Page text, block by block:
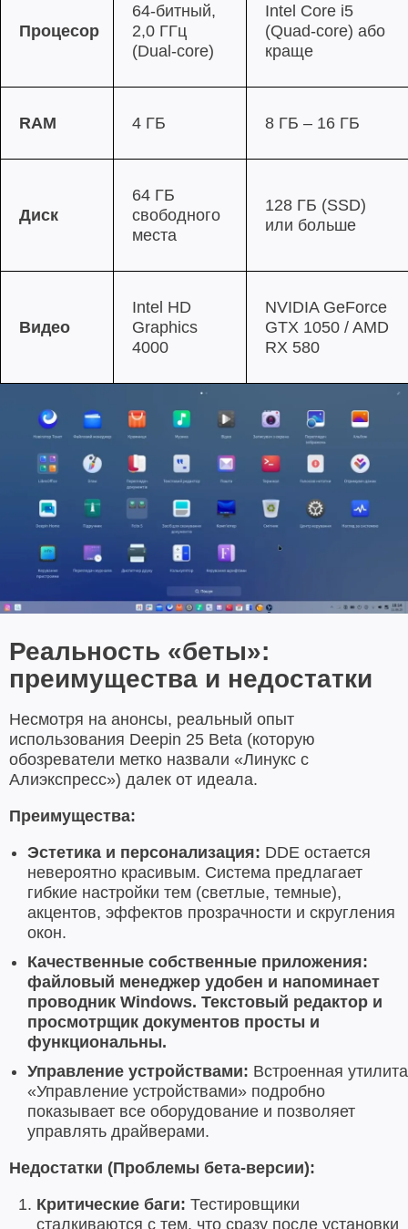
Процесор
64-битный,
2,0 ГГц
(Dual-core)
Intel Core i5
(Quad-core) або
краще
RAM 4 ГБ 8 ГБ – 16 ГБ
Диск
64 ГБ
свободного
места
128 ГБ (SSD)
или больше
Видео
Intel HD
Graphics
4000
NVIDIA GeForce
GTX 1050 / AMD
RX 580
Реальность «беты»:
преимущества и недостатки
Несмотря на анонсы, реальный опыт
использования Deepin 25 Beta (которую
обозреватели метко назвали «Линукс с
Алиэкспресс») далек от идеала.
Преимущества:
Эстетика и персонализация: DDE остается
невероятно красивым. Система предлагает
гибкие настройки тем (светлые, темные),
акцентов, эффектов прозрачности и скругления
окон.
Качественные собственные приложения:
файловый менеджер удобен и напоминает
проводник Windows. Текстовый редактор и
просмотрщик документов просты и
функциональны.
Управление устройствами: Встроенная утилита
«Управление устройствами» подробно
показывает все оборудование и позволяет
управлять драйверами.
Недостатки (Проблемы бета-версии):
Критические баги: Тестировщики
сталкиваются с тем, что сразу после установки